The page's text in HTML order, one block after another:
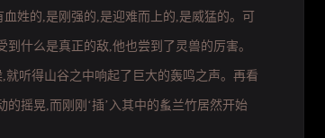
姓的,是刚强的,是迎难而上的,是威猛的。可
什么是真正的敌,他也尝到了灵兽的厉害。
听得山谷之中响起了巨大的轰鸣之声。再看
摇晃,而刚刚‘插’入其中的蚃兰竹居然开始